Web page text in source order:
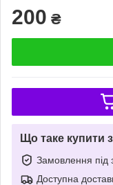
200 ₴
Що таке купити
Замовлення під
Доступна